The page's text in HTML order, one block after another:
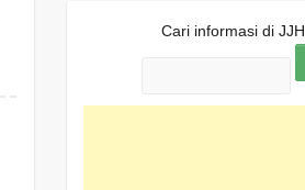
Cari informasi di JJH